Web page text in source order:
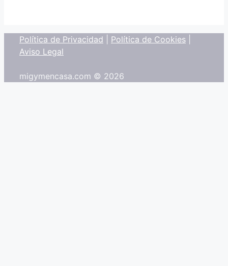
Política de Privacidad Política de Cookies
Aviso Legal
migymencasa.com © 2026